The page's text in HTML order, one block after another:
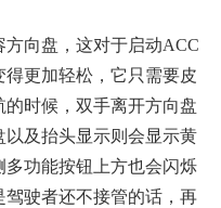
向盘，这对于启动ACC
更加轻松，它只需要皮
时候，双手离开方向盘
以及抬头显示则会显示黄
功能按钮上方也会闪烁
驶者还不接管的话，再